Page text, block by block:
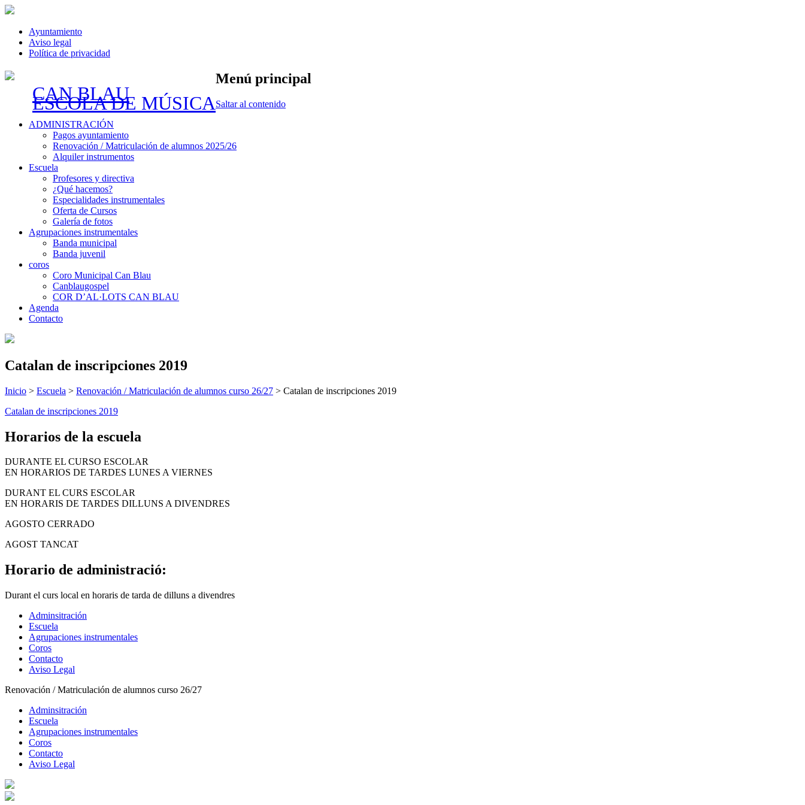
Ayuntamiento
Aviso legal
Política de privacidad
CAN BLAU
ESCOLA DE MÚSICA
Menú principal
Saltar al contenido
ADMINISTRACIÓN
Pagos ayuntamiento
Renovación / Matriculación de alumnos 2025/26
Alquiler instrumentos
Escuela
Profesores y directiva
¿Qué hacemos?
Especialidades instrumentales
Oferta de Cursos
Galería de fotos
Agrupaciones instrumentales
Banda municipal
Banda juvenil
coros
Coro Municipal Can Blau
Canblaugospel
COR D’AL·LOTS CAN BLAU
Agenda
Contacto
Catalan de inscripciones 2019
Inicio > Escuela > Renovación / Matriculación de alumnos curso 26/27 > Catalan de inscripciones 2019
Catalan de inscripciones 2019
Horarios de la escuela
DURANTE EL CURSO ESCOLAR
EN HORARIOS DE TARDES LUNES A VIERNES
DURANT EL CURS ESCOLAR
EN HORARIS DE TARDES DILLUNS A DIVENDRES
AGOSTO CERRADO
AGOST TANCAT
Horario de administració:
Durant el curs local en horaris de tarda de dilluns a divendres
Adminsitración
Escuela
Agrupaciones instrumentales
Coros
Contacto
Aviso Legal
Renovación / Matriculación de alumnos curso 26/27
Adminsitración
Escuela
Agrupaciones instrumentales
Coros
Contacto
Aviso Legal